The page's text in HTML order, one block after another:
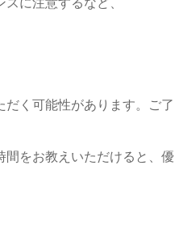
に注意するなど、
く可能性があります。ご了
間をお教えいただけると、優